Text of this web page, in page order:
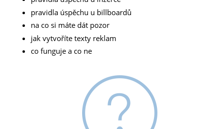
pravidla úspěchu u billboardů
na co si máte dát pozor
jak vytvoříte texty reklam
co funguje a co ne